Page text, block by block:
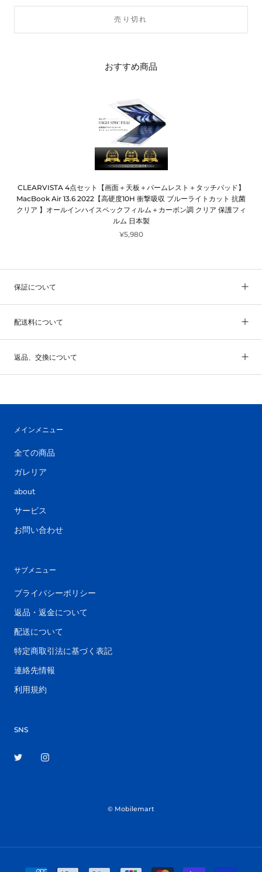
売り切れ
おすすめ商品
CLEARVISTA 4点セット【画面＋天板＋パームレスト＋タッチパッド】
MacBook Air 13.6 2022【高硬度10H 衝撃吸収 ブルーライトカット 抗菌
クリア 】オールインハイスペックフィルム＋カーボン調 クリア 保護フィ
ルム 日本製
¥5,980
保証について
配送料について
返品、交換について
メインメニュー
全ての商品
ガレリア
about
サービス
お問い合わせ
サブメニュー
プライバシーポリシー
返品・返金について
配送について
特定商取引法に基づく表記
連絡先情報
利用規約
SNS
© Mobilemart